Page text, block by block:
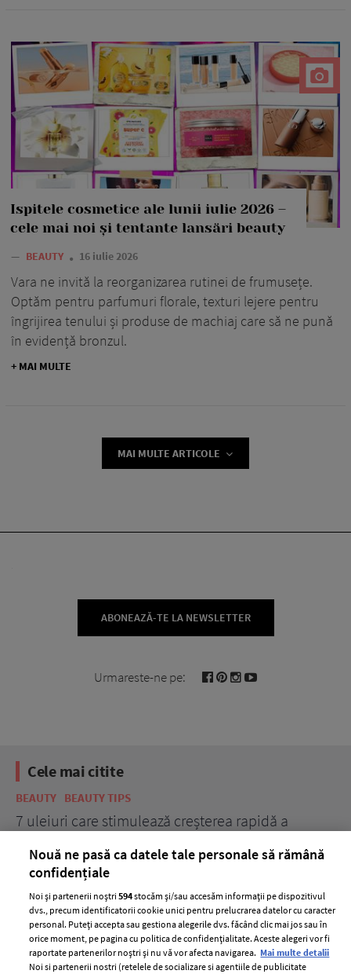
Ispitele cosmetice ale lunii iulie 2026 –
cele mai noi și tentante lansări beauty
— BEAUTY 16 iulie 2026
Vara ne invită la reorganizarea rutinei de frumusețe.
Optăm pentru parfumuri florale, texturi lejere pentru
îngrijirea tenului și produse de machiaj care să ne pună
în evidență bronzul.
+ MAI MULTE
MAI MULTE ARTICOLE
ABONEAZĂ-TE LA NEWSLETTER
Urmareste-ne pe:
Cele mai citite
BEAUTY BEAUTY TIPS
7 uleiuri care stimulează creșterea rapidă a
Nouă ne pasă ca datele tale personale să rămână
confidențiale
Noi și partenerii noștri594stocăm și/sau accesăm informații pe dispozitivul
dvs., precum identificatorii cookie unici pentru prelucrarea datelor cu caracter
personal. Puteți accepta sau gestiona alegerile dvs. făcând clic mai jos sau în
orice moment, pe pagina cu politica de confidențialitate. Aceste alegeri vor fi
raportate partenerilor noștri și nu vă vor afecta navigarea. Mai multe detalii
Noi si partenerii nostri (retelele de socializare si agentiile de publicitate